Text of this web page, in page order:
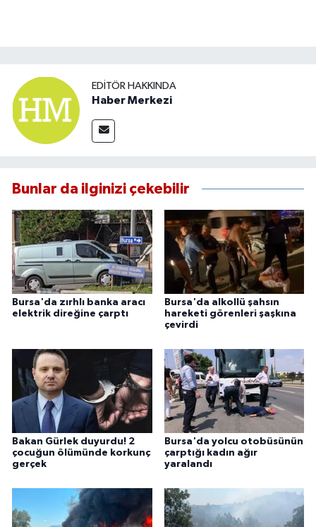
EDITÖR HAKKINDA
Haber Merkezi
Bunlar da ilginizi çekebilir
Bursa'da zırhlı banka aracı
elektrik direğine çarptı
Bursa'da alkollü şahsın
hareketi görenleri şaşkına
çevirdi
Bakan Gürlek duyurdu! 2
çocuğun ölümünde korkunç
gerçek
Bursa'da yolcu otobüsünün
çarptığı kadın ağır
yaralandı